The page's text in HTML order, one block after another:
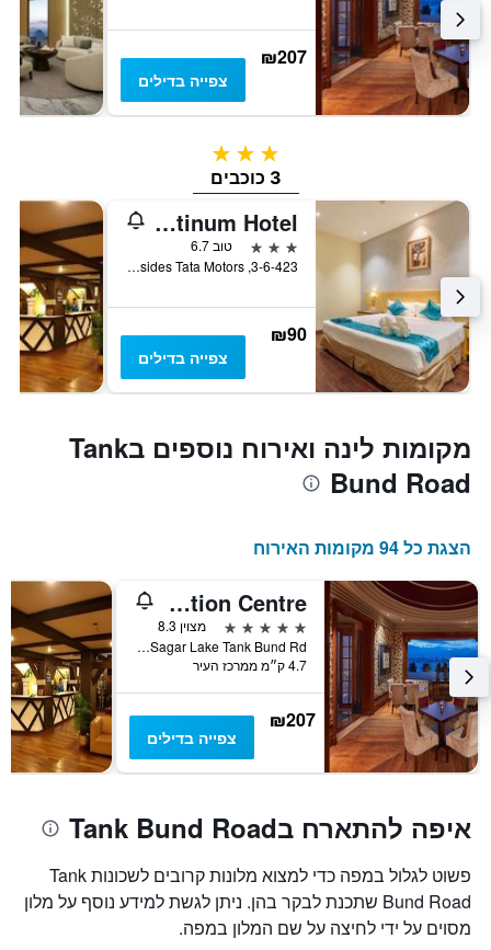
₪207
צפייה בדילים
3 כוכבים
3 כוכבים
The Platinum Hotel
3 כוכבים
טוב 6.7
3-6-423, Liberty Road, Himayathnagar, Besides Tata Motors, היידרבד, הודו
₪90
צפייה בדילים
מקומות לינה ואירוח נוספים בTank
Bund Road
הצגת כל 94 מקומות האירוח
Hyderabad Marriott Hotel & Convention Centre
5 כוכבים
מצוין 8.3
Opp. Hussain Sagar Lake Tank Bund Rd, היידרבד, הודו
4.7 ק״מ ממרכז העיר
₪207
צפייה בדילים
איפה להתארח בTank Bund Road
פשוט לגלול במפה כדי למצוא מלונות קרובים לשכונות Tank
Bund Road שתכנת לבקר בהן. ניתן לגשת למידע נוסף על מלון
מסוים על ידי לחיצה על שם המלון במפה.